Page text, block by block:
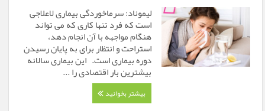
لیموناد: سرماخوردگی بیماری لاعلاجی
است که فرد تنها کاری که می تواند
هنگام مواجهه با آن انجام دهد،
استراحت و انتظار برای به پایان رسیدن
دوره بیماری است. این بیماری سالانه
بیشترین بار اقتصادی را ...
بیشتر بخوانید